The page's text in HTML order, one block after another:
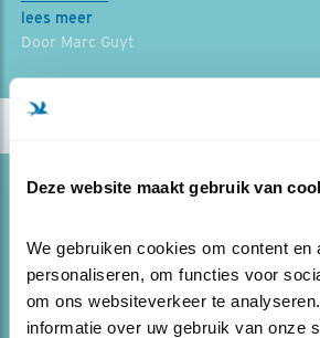
Deze website maakt gebruik van
We gebruiken cookies om content en
personaliseren, om functies voor
om ons websiteverkeer te
informatie over uw gebruik van onze
lees meer
Door Marc Guyt
Blog
29.11.23
De unieke vogels en natuur
lijdt ernstig onder ontbossing.